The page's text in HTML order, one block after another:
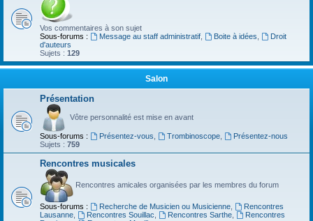
Vos commentaires à son sujet
Sous-forums :
Message au staff administratif, Boite à idées
Droit
d'auteurs
Sujets : 129
Salon
Présentation
Vôtre personnalité est mise en avant
Sous-forums : Présentez-vous Trombinoscope,
Présentez-nous
Sujets : 759
Rencontres musicales
Rencontres amicales organisées par les membres du forum
Sous-forums : Recherche de Musicien ou Musicienne,
Rencontres
Lausanne
Rencontres Souillac Rencontres Sarthe,
Rencontres